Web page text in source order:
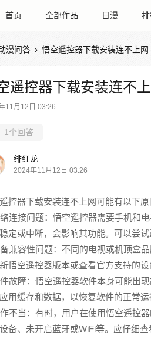
首页 全部作品 日漫
漫问答  悟空遥控器下载安装连不上网
遥控器下载安装连不
11月12日 03:26
1个回答
绯红龙
2024年11月12日 03:26
控器下载安装连不上网可能有以下原
连接问题：悟空遥控器需要手机和
定或中断，会影响其功能。可以尝
兼容性问题：不同的电视或机顶盒
悟空遥控器版本或查看官方支持的设
故障：悟空遥控器软件本身可能出
用缓存和数据，以恢复软件的正常运
不当：有时，用户在使用悟空遥控
备、未开启蓝牙或WiFi等。应仔细